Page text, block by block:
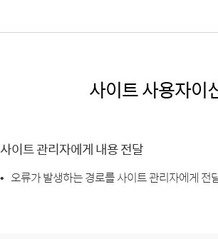
사이트 사용자이
사이트 관리자에게 내용 전달
오류가 발생하는 경로를 사이트 관리자에게 전